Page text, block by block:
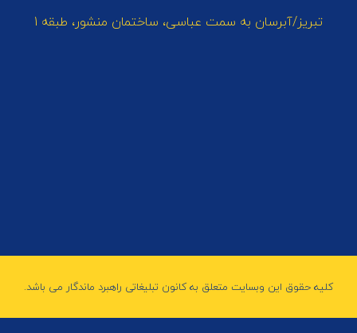
تبریز/آبرسان به سمت عباسی، ساختمان منشور، طبقه 1
کلیه حقوق این وبسایت متعلق به کانون تبلیغاتی راهبرد ماندگار می باشد.